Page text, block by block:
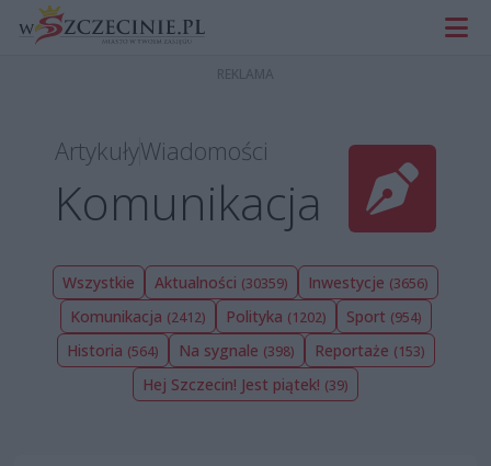
ArtykułyWiadomości
Komunikacja
Wszystkie Aktualności (30359) Inwestycje (3656)
Komunikacja (2412) Polityka (1202) Sport (954)
Historia (564) Na sygnale (398) Reportaże (153)
Hej Szczecin! Jest piątek! (39)